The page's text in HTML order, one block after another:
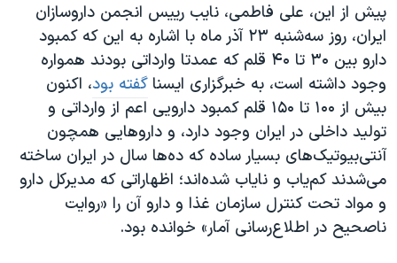
اعتراضات مردمی آبان ۹۸
اسرائیل در جنگ
نرگس محمدی برنده جایزه نوبل صلح
همایش محافظه‌کاران آمریکا «سی‌پک»
صفحه‌های ویژه
سفر پرزیدنت ترامپ به چین
پیش از این، علی فاطمی، نایب رییس انجمن داروسازان
ایران، روز سه‌شنبه ۲۳ آذر ماه با اشاره به این که کمبود
دارو بین ۳۰ تا ۴۰ قلم که عمدتا وارداتی بودند همواره
وجود داشته است، به خبرگزاری ایسناگفته بود،‌ اکنون
بیش از ۱۰۰ تا ۱۵۰ قلم کمبود دارویی اعم از وارداتی و
تولید داخلی در ایران وجود دارد، و داروهایی همچون
آنتی‌بیوتیک‌های بسیار ساده که ده‌ها سال در ایران ساخته
می‌شدند کم‌یاب و نایاب شده‌اند؛ اظهاراتی که مدیرکل دارو
و مواد تحت کنترل سازمان غذا و دارو آن را «روایت
ناصحیح در اطلاع‌رسانی آمار» خوانده بود.